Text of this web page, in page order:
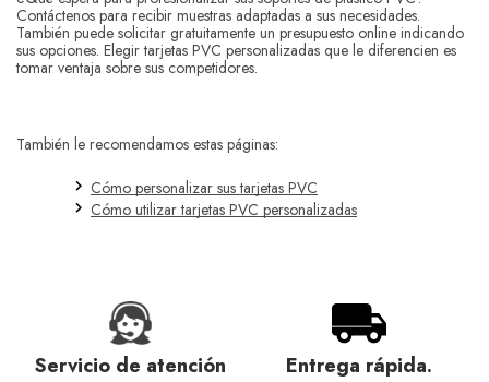
Contáctenos para recibir muestras adaptadas a sus necesidades.
También puede solicitar gratuitamente un presupuesto online indicando
sus opciones. Elegir tarjetas PVC personalizadas que le diferencien es
tomar ventaja sobre sus competidores.
También le recomendamos estas páginas:
Cómo personalizar sus tarjetas PVC
Cómo utilizar tarjetas PVC personalizadas
atención
Entrega rápida.